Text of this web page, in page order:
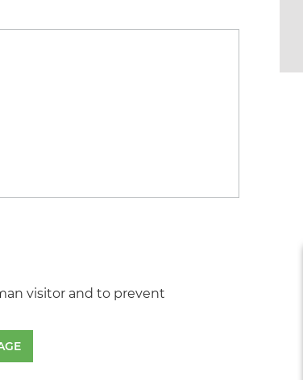
visitor and to prevent